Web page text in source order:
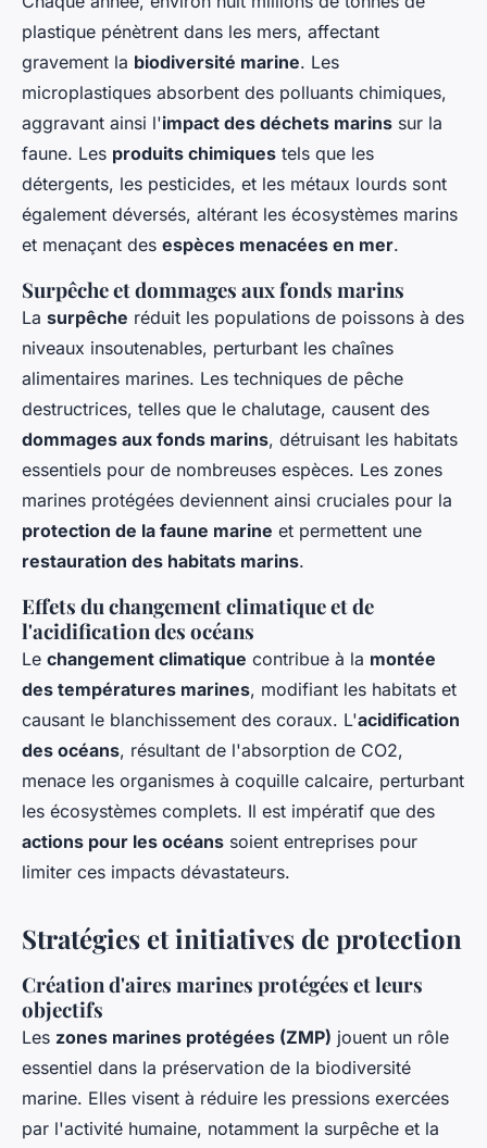
plastique pénètrent dans les mers, affectant
gravement la biodiversité marine. Les
microplastiques absorbent des polluants chimiques,
aggravant ainsi l'impact des déchets marins sur la
faune. Les produits chimiques tels que les
détergents, les pesticides, et les métaux lourds sont
également déversés, altérant les écosystèmes marins
et menaçant des espèces menacées en mer.
Surpêche et dommages aux fonds marins
La surpêche réduit les populations de poissons à des
niveaux insoutenables, perturbant les chaînes
alimentaires marines. Les techniques de pêche
destructrices, telles que le chalutage, causent des
dommages aux fonds marins, détruisant les habitats
essentiels pour de nombreuses espèces. Les zones
marines protégées deviennent ainsi cruciales pour la
protection de la faune marine et permettent une
restauration des habitats marins.
Effets du changement climatique et de
l'acidification des océans
Le changement climatique contribue à la montée
des températures marines, modifiant les habitats et
causant le blanchissement des coraux. L'acidification
des océans, résultant de l'absorption de CO2,
menace les organismes à coquille calcaire, perturbant
les écosystèmes complets. Il est impératif que des
actions pour les océans soient entreprises pour
limiter ces impacts dévastateurs.
Stratégies et initiatives de protection
Création d'aires marines protégées et leurs
objectifs
Les zones marines protégées (ZMP) jouent un rôle
essentiel dans la préservation de la biodiversité
marine. Elles visent à réduire les pressions exercées
par l'activité humaine, notamment la surpêche et la